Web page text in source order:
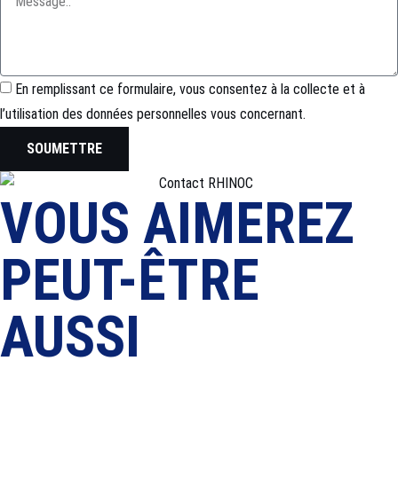
En remplissant ce formulaire, vous consentez à la collecte et à
l’utilisation des données personnelles vous concernant.
SOUMETTRE
VOUS AIMEREZ
PEUT-ÊTRE
AUSSI